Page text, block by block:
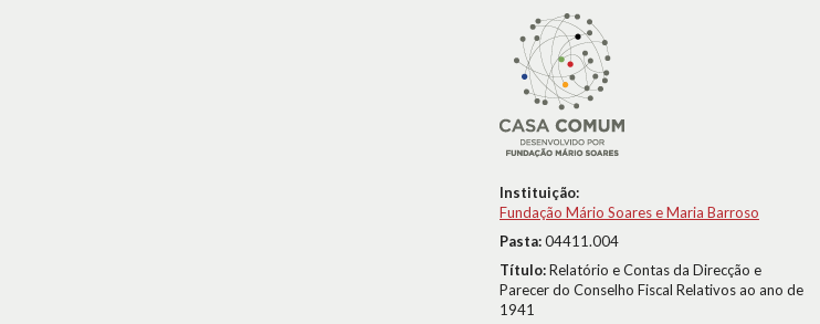
Instituição:
Fundação Mário Soares e Maria Barroso
Pasta:04411.004
Título:Relatório e Contas da Direcção e
Parecer do Conselho Fiscal Relativos ao ano de
1941